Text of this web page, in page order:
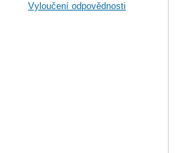
Vyloučení odpovědnosti